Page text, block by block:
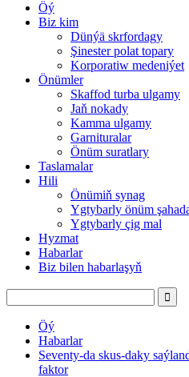
Öý
Biz kim
Dünýä skrfordagy
Şinester polat topary
Korporatiw medeniýet
Önümler
Skaffod turba ulgamy
Jaň nokady
Kamma ulgamy
Garnituralar
Önüm suratlary
Taslamalar
Hili
Önümiň synag
Ygtybarly önüm
Ygtybarly çig mal
Hyzmat
Habarlar
Biz bilen habarlaşyň
Öý
Habarlar
Seventy-da skus-daky
faktor